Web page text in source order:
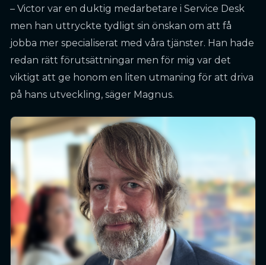
– Victor var en duktig medarbetare i Service Desk
men han uttryckte tydligt sin önskan om att få
jobba mer specialiserat med våra tjänster. Han hade
redan rätt förutsättningar men för mig var det
viktigt att ge honom en liten utmaning för att driva
på hans utveckling, säger Magnus.